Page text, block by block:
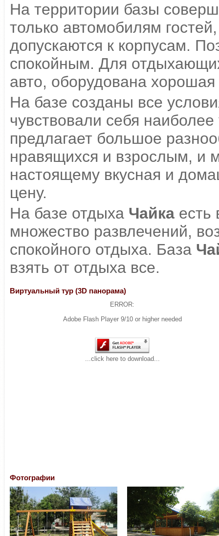
На территории базы
только автомобилям
допускаются к корпусам.
спокойным. Для
авто, оборудована хорошая
На базе созданы все
чувствовали себя
предлагает большое
нравящихся и взрослым, и
настоящему вкусная и
цену.
На базе отдыха Чайка есть
множество развлечений,
спокойного отдыха. База
взять от отдыха все.
Виртуальный тур (3D панорама)
ERROR:
Adobe Flash Player 9/10 or higher needed
...click here to download...
Фотографии